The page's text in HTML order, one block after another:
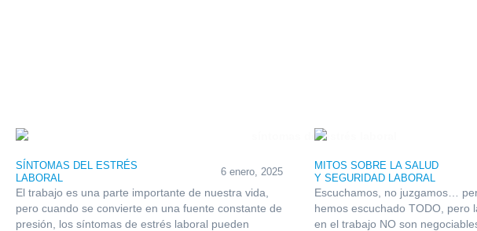
SÍNTOMAS DEL ESTRÉS
LABORAL
6 enero, 2025
El trabajo es una parte importante de nuestra vida,
pero cuando se convierte en una fuente constante de
presión, los síntomas de estrés laboral pueden
MITOS SOBRE LA SALUD
Y SEGURIDAD LABORAL
Escuchamos, no juzgamos…
hemos escuchado TODO, pero
en el trabajo NO son